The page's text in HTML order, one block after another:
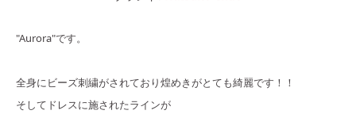
"Aurora"です。
全身にビーズ刺繍がされており煌めきがとても綺麗です！！
そしてドレスに施されたラインが